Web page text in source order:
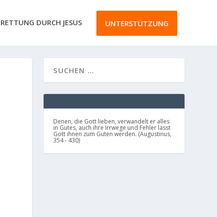
RETTUNG DURCH JESUS UNTERSTÜTZUNG
Denen, die Gott lieben, verwandelt er alles
in Gutes, auch ihre Irrwege und Fehler lässt
Gott ihnen zum Guten werden. (Augustinus,
354 - 430)